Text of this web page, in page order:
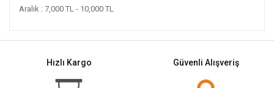
Aralık : 7,000 TL - 10,000 TL
Hızlı Kargo Güvenli Alışveriş